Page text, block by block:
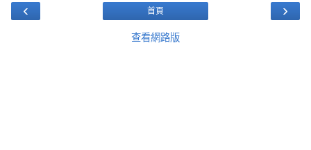
‹ ›
首頁
查看網路版